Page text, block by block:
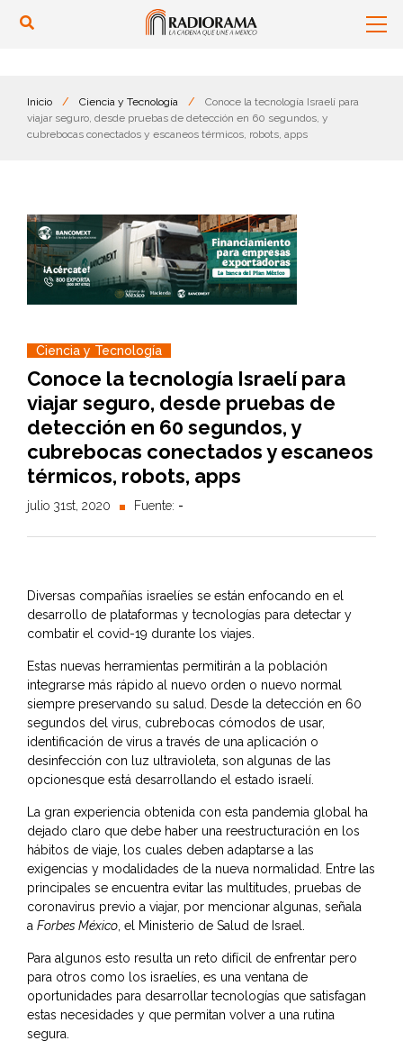
Inicio / Ciencia y Tecnología /
Conoce la tecnología Israelí para
viajar seguro, desde pruebas de detección en 60 segundos, y
cubrebocas conectados y escaneos térmicos, robots, apps
Ciencia y Tecnología
Conoce la tecnología Israelí para
viajar seguro, desde pruebas de
detección en 60 segundos, y
cubrebocas conectados y escaneos
térmicos, robots, apps
julio 31st, 2020 Fuente: -
Diversas compañías israelíes se están enfocando en el
desarrollo de plataformas y tecnologías para detectar y
combatir el covid-19 durante los viajes.
Estas nuevas herramientas permitirán a la población
integrarse más rápido al nuevo orden o nuevo normal
siempre preservando su salud. Desde la detección en 60
segundos del virus, cubrebocas cómodos de usar,
identificación de virus a través de una aplicación o
desinfección con luz ultravioleta, son algunas de las
opcionesque está desarrollando el estado israelí.
La gran experiencia obtenida con esta pandemia global ha
dejado claro que debe haber una reestructuración en los
hábitos de viaje, los cuales deben adaptarse a las
exigencias y modalidades de la nueva normalidad. Entre las
principales se encuentra evitar las multitudes, pruebas de
coronavirus previo a viajar, por mencionar algunas, señala
a Forbes México , el Ministerio de Salud de Israel.
Para algunos esto resulta un reto difícil de enfrentar pero
para otros como los israelíes, es una ventana de
oportunidades para desarrollar tecnologías que satisfagan
estas necesidades y que permitan volver a una rutina
segura.